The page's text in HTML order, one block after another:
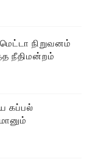
மெட்டா நிறுவனம்
நீதிமன்றம்
கப்பல்